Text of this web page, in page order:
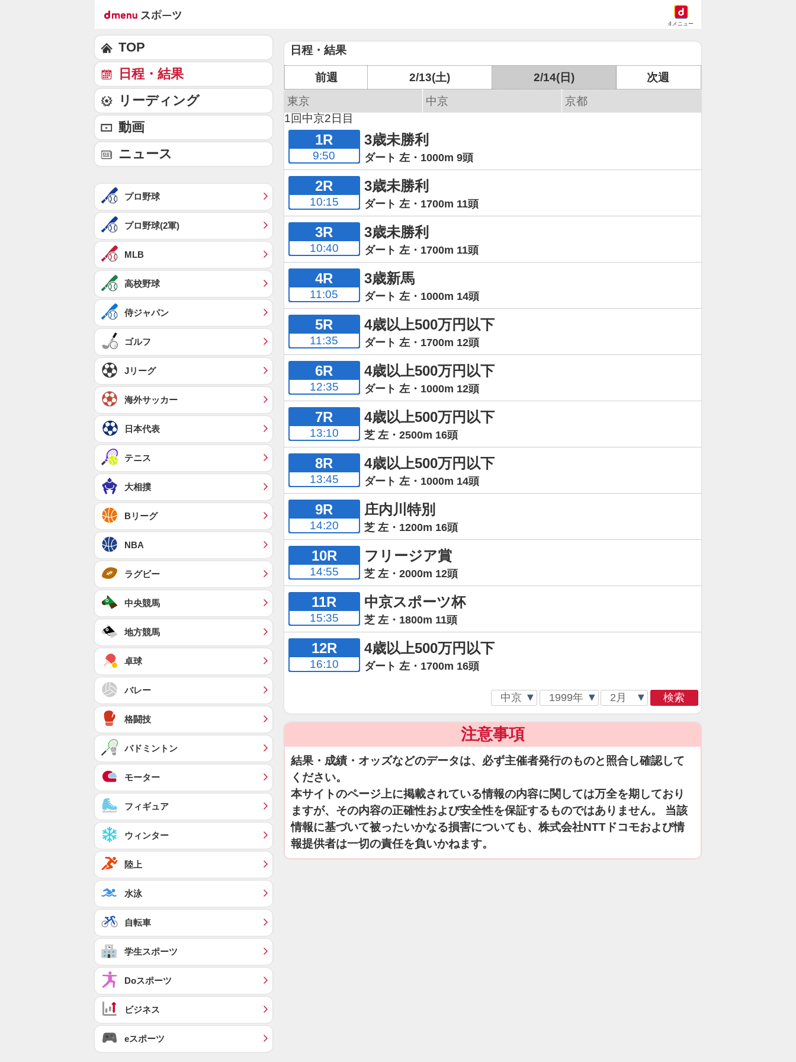
dメニュー
日程・結果
前週 2/13(土) 2/14(日)
次週
東京
中京
京都
1回中京2日目
1R
9:50
3歳未勝利
ダート 左・1000m 9頭
2R
10:15
3歳未勝利
ダート 左・1700m 11頭
3R
10:40
3歳未勝利
ダート 左・1700m 11頭
4R
11:05
3歳新馬
ダート 左・1000m 14頭
5R
11:35
4歳以上500万円以下
ダート 左・1700m 12頭
6R
12:35
4歳以上500万円以下
ダート 左・1000m 12頭
7R
13:10
4歳以上500万円以下
芝 左・2500m 16頭
8R
13:45
4歳以上500万円以下
ダート 左・1000m 14頭
9R
14:20
庄内川特別
芝 左・1200m 16頭
10R
14:55
フリージア賞
芝 左・2000m 12頭
11R
15:35
中京スポーツ杯
芝 左・1800m 11頭
12R
16:10
4歳以上500万円以下
ダート 左・1700m 16頭
検索
注意事項
結果・成績・オッズなどのデータは、必ず主催者発行のものと照合し確認して
ください。
本サイトのページ上に掲載されている情報の内容に関しては万全を期しており
ますが、その内容の正確性および安全性を保証するものではありません。 当該
情報に基づいて被ったいかなる損害についても、株式会社NTTドコモおよび情
報提供者は一切の責任を負いかねます。
TOP
日程・結果
リーディング
動画
ニュース
プロ野球
プロ野球(2軍)
MLB
高校野球
侍ジャパン
ゴルフ
Jリーグ
海外サッカー
日本代表
テニス
大相撲
Bリーグ
NBA
ラグビー
中央競馬
地方競馬
卓球
バレー
格闘技
バドミントン
モーター
フィギュア
ウィンター
陸上
水泳
自転車
学生スポーツ
Doスポーツ
ビジネス
eスポーツ